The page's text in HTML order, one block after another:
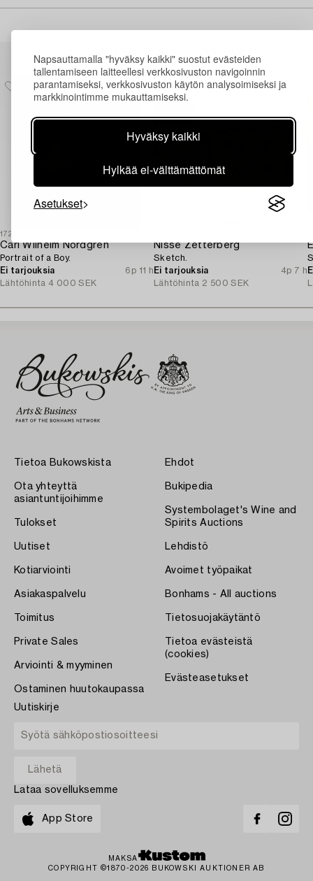
Napsauttamalla "hyväksy kaikki" suostut evästeiden
tallentamiseen laitteellesi verkkosivuston navigoinnin
parantamiseksi, verkkosivuston käytön analysoimiseksi ja
markkinointimme mukauttamiseksi.
Hyväksy kaikki
Hylkää ei-välttämättömät
Asetukset
1727369
Carl Wilhelm Nordgren
Portrait of a Boy.
Ei tarjouksia
6p 11 h
Lähtöhinta 4 000 SEK
Nisse Zetterberg
Sketch.
Ei tarjouksia
4p 7 h
Lähtöhinta 2 500 SEK
Tietoa Bukowskista
Ota yhteyttä
asiantuntijoihimme
Tulokset
Uutiset
Kotiarviointi
Asiakaspalvelu
Toimitus
Private Sales
Arviointi & myyminen
Ostaminen huutokaupassa
Ehdot
Bukipedia
Systembolaget's Wine and
Spirits Auctions
Lehdistö
Avoimet työpaikat
Bonhams - All auctions
Tietosuojakäytäntö
Tietoa evästeistä
(cookies)
Evästeasetukset
Uutiskirje
Lataa sovelluksemme
App Store
MAKSA
COPYRIGHT ©1870-2026 BUKOWSKI AUKTIONER AB